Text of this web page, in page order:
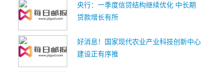
央行：一季度信贷结构继续优化 中长期
贷款增长有所
好消息！国家现代农业产业科技创新中心
建设正有序推